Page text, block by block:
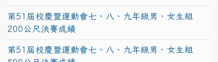
第51屆校慶暨運動會七、八、九年級男、女生組
200公尺決賽成績
第51屆校慶暨運動會七、八、九年級男、女生組